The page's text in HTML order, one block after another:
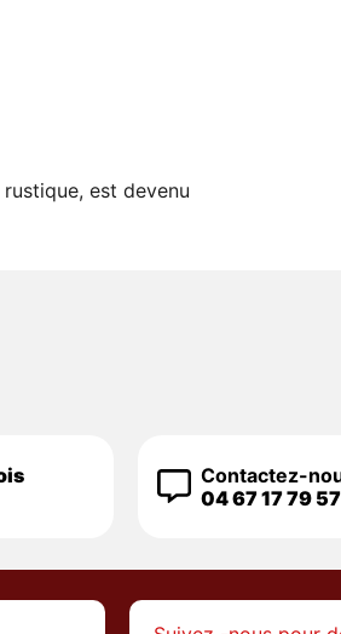
est devenu
Contactez-
04 67 17 79 57